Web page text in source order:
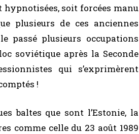
hypnotisées, soit forcées manu
plusieurs de ces anciennes
passé plusieurs occupations
soviétique après la Seconde
qui s’exprimèrent
!
baltes que sont l’Estonie, la
comme celle du 23 août 1989